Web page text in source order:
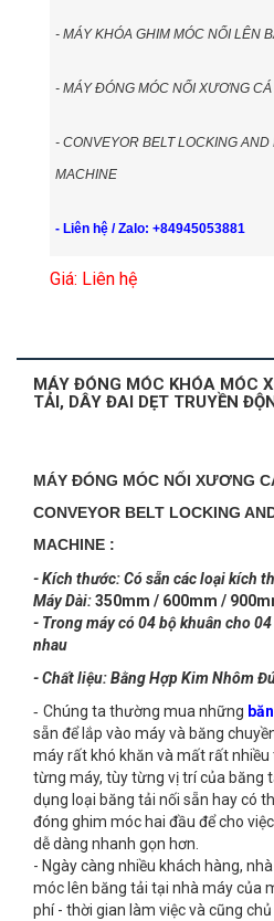
- MÁY KHÓA GHIM MÓC NỐI LÊN
- MÁY ĐÓNG MÓC NỐI XƯƠNG
- CONVEYOR BELT LOCKING
MACHINE
- Liên hệ / Zalo: +84945053881
Giá: Liên hệ
MÁY ĐÓNG MÓC KHÓA MÓC
TẢI, DÂY ĐAI DẸT TRUYỀN
MÁY ĐÓNG MÓC NỐI XƯƠNG
CONVEYOR BELT LOCKING
MACHINE :
- Kích thước: Có sẵn các loại kích
Máy Dài:350mm / 600mm /
- Trong máy có 04 bộ khuân cho
nhau
- Chất liệu: Bằng Hợp Kim Nhôm
- Chúng ta thường mua những
sẵn để lắp vào máy và băng
máy rất khó khăn và mất rất nhiều
từng máy, tùy từng vị trí của băng
dụng loại băng tải nối sẵn hay có
đóng ghim móc hai đầu để cho
dễ dàng nhanh gọn hơn.
- Ngày càng nhiều khách hàng,
móc lên băng tải tại nhà máy của
phí - thời gian làm việc và cũng